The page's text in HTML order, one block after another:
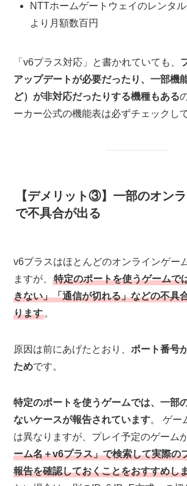
NTTホームゲートウェイのレンタ
より月額数百円
「v6プラス対応」と書かれていても、
アップデートが必要だったり、一部機
ど）が非対応だったりする機種もある
ーカー公式の機能表は必ずチェックし
【デメリット③】一部のオン
で不具合が出る
v6プラスはほとんどのオンラインゲー
ますが、特定のポートを使うゲームで
きない」「通信が切れる」などの不具
ります 。
原因は前にあげたとおり、ポート番号
ためです。
特定のポートを使うゲームでは、一部
ないケースが報告されています。 ゲー
は異なりますが、プレイ予定のゲーム
ーム名＋v6プラス」で検索して実際の
報告を確認しておくことをおすすめし